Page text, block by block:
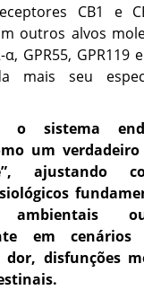
CB1 e
outros alvos
α, GPR55, GPR119
mais seu
o sistema
um verdadeiro
ajustando
ambientais
em cenários
dor, disfunções